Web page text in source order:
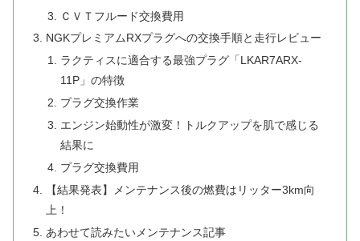
ＣＶＴフルード交換費用
NGKプレミアムRXプラグへの交換手順と走行レビュー
ラクティスに適合する最強プラグ「LKAR7ARX-
11P」の特徴
プラグ交換作業
エンジン始動性が激変！トルクアップを肌で感じる
結果に
プラグ交換費用
【結果発表】メンテナンス後の燃費はリッター3km向
上！
あわせて読みたいメンテナンス記事